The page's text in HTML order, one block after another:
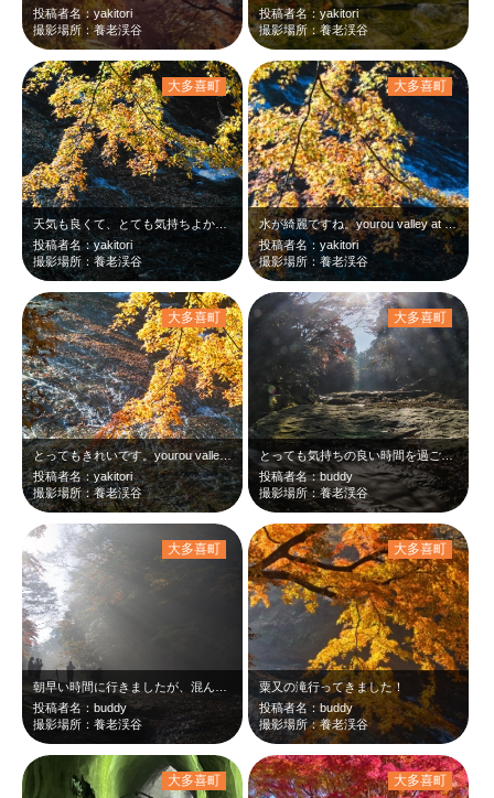
投稿者名：yakitori
撮影場所：養老渓谷
投稿者名：yakitori
撮影場所：養老渓谷
天気も良くて、とても気持ちよかったです。yourou valley at 9:…
投稿者名：yakitori
撮影場所：養老渓谷
大多喜町
水が綺麗ですね。yourou valley at 8:54 Nov,24 20…
投稿者名：yakitori
撮影場所：養老渓谷
大多喜町
とってもきれいです。yourou valley at 8:53 Nov,24 …
投稿者名：yakitori
撮影場所：養老渓谷
大多喜町
とっても気持ちの良い時間を過ごせました。
投稿者名：buddy
撮影場所：養老渓谷
大多喜町
投稿者名：buddy
撮影場所：養老渓谷
大多喜町
粟又の滝行ってきました！
投稿者名：buddy
撮影場所：養老渓谷
大多喜町
大多喜町 大多喜町